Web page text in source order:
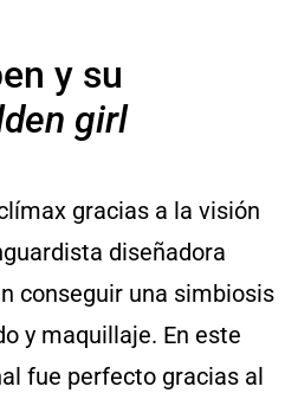
y su
girl
gracias a la visión
diseñadora
conseguir una simbiosis
y maquillaje. En este
fue perfecto gracias al